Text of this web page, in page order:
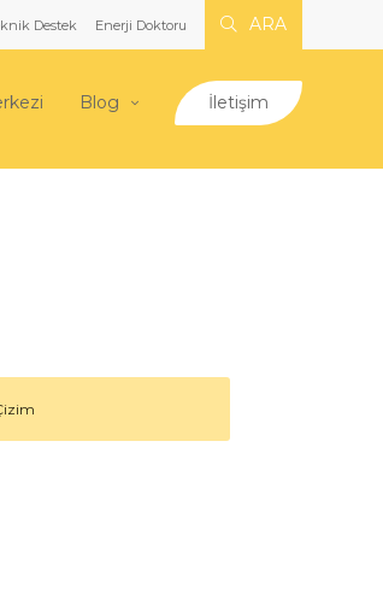
Destek Enerji Doktoru ARA
Blog İletişim